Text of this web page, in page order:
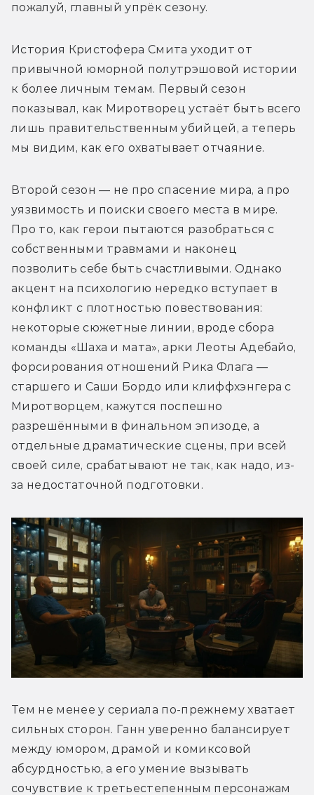
пожалуй, главный упрёк сезону.
История Кристофера Смита уходит от
привычной юморной полутрэшовой истории
к более личным темам. Первый сезон
показывал, как Миротворец устаёт быть всего
лишь правительственным убийцей, а теперь
мы видим, как его охватывает отчаяние.
Второй сезон — не про спасение мира, а про
уязвимость и поиски своего места в мире.
Про то, как герои пытаются разобраться с
собственными травмами и наконец
позволить себе быть счастливыми. Однако
акцент на психологию нередко вступает в
конфликт с плотностью повествования:
некоторые сюжетные линии, вроде сбора
команды «Шаха и мата», арки Леоты Адебайо,
форсирования отношений Рика Флага —
старшего и Саши Бордо или клиффхэнгера с
Миротворцем, кажутся поспешно
разрешёнными в финальном эпизоде, а
отдельные драматические сцены, при всей
своей силе, срабатывают не так, как надо, из-
за недостаточной подготовки.
Тем не менее у сериала по-прежнему хватает
сильных сторон. Ганн уверенно балансирует
между юмором, драмой и комиксовой
абсурдностью, а его умение вызывать
сочувствие к третьестепенным персонажам